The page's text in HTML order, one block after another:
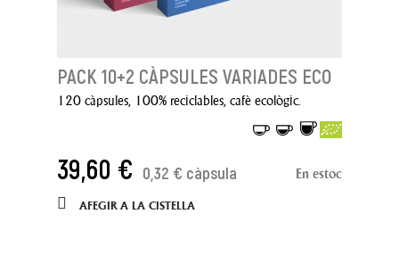
PACK 10+2 CÀPSULES VARIADES ECO
120 càpsules, 100% reciclables, cafè ecològic.
39,60 € 0,32 € càpsula En estoc
AFEGIR A LA CISTELLA